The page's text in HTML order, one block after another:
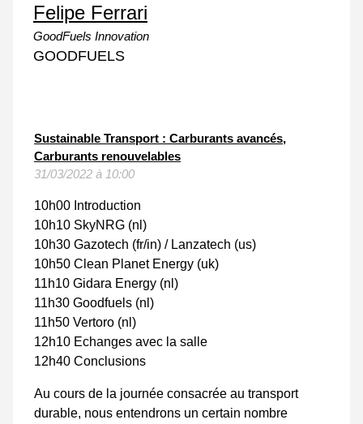
Felipe Ferrari
GoodFuels Innovation
GOODFUELS
Sustainable Transport : Carburants avancés,
Carburants renouvelables
31/03/2022 à 10:00
10h00 Introduction
10h10 SkyNRG (nl)
10h30 Gazotech (fr/in) / Lanzatech (us)
10h50 Clean Planet Energy (uk)
11h10 Gidara Energy (nl)
11h30 Goodfuels (nl)
11h50 Vertoro (nl)
12h10 Echanges avec la salle
12h40 Conclusions
Au cours de la journée consacrée au transport
durable, nous entendrons un certain nombre